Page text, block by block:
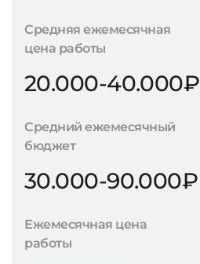
Средняя ежемесячная
цена работы
20.000-40.000₽
Средний ежемесячный
бюджет
30.000-90.000₽
Ежемесячная цена
работы